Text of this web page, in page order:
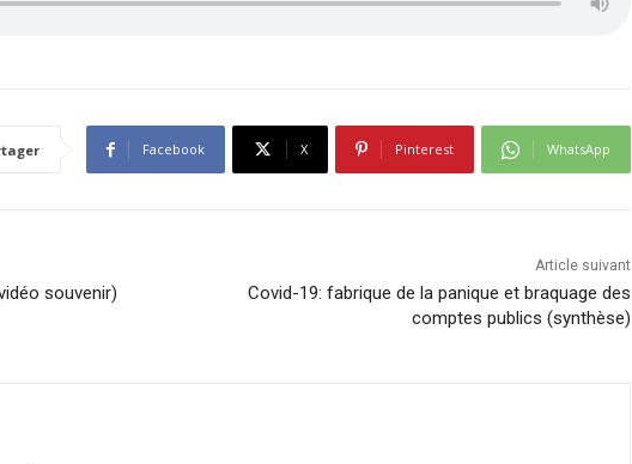
Facebook X Pinterest WhatsApp
souvenir)
Article suivant
Covid-19: fabrique de la panique et braquage des
comptes publics (synthèse)